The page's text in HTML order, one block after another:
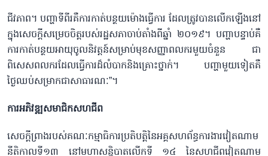
ជីវភាព។ បញ្ហាទីពីរគឺការកាត់បន្ថយម៉ោងធ្វើការ ដែលត្រូវបានលើកឡើងនៅ
ក្នុងសេចក្តីសម្រេចចិត្តរបស់រដ្ឋសភាចាប់តាំងពីឆ្នាំ ២០១៩។ បញ្ហាបន្ទាប់គឺ
ការកាត់បន្ថយអាយុចូលនិវត្តន៍សម្រាប់មុខសញ្ញាពលករមួយចំនួន ជា
ពិសេសពលករដែលធ្វើការដ៏លំបាកនិងគ្រោះថ្នាក់។ បញ្ហាមួយទៀតគឺ
ថ្ងៃឈប់សម្រាកជាសាធារណៈ”។
ការអភិវឌ្ឍសមាជិកសហជីព
សេចក្តីព្រាងរបស់គណៈកម្មាធិការប្រតិបត្តិនៃអគ្គសហព័ន្ធការងារវៀតណាម
នីតិកាលទី១៣ នៅមហាសន្និបាតលើកទី ១៤ នៃសហជីពវៀតណាម